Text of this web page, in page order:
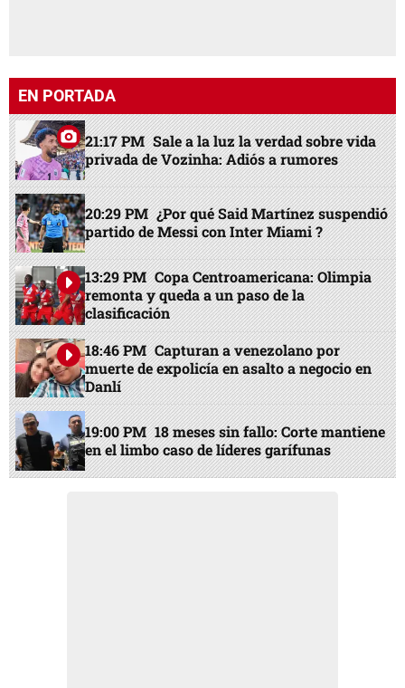
EN PORTADA
21:17 PM Sale a la luz la verdad sobre vida
privada de Vozinha: Adiós a rumores
20:29 PM ¿Por qué Said Martínez suspendió
partido de Messi con Inter Miami ?
13:29 PM Copa Centroamericana: Olimpia
remonta y queda a un paso de la
clasificación
18:46 PM Capturan a venezolano por
muerte de expolicía en asalto a negocio en
Danlí
19:00 PM 18 meses sin fallo: Corte mantiene
en el limbo caso de líderes garífunas